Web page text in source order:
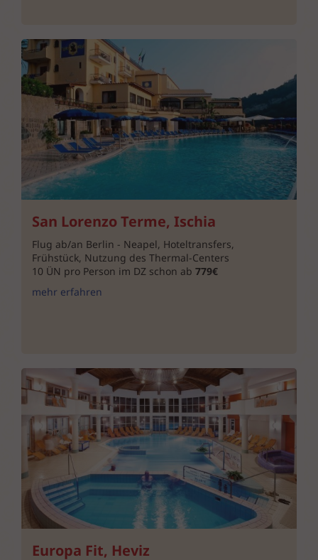
San Lorenzo Terme, Ischia
Flug ab/an Berlin - Neapel, Hoteltransfers,
Frühstück, Nutzung des Thermal-Centers
10 ÜN pro Person im DZ schon ab 779€
mehr erfahren
Europa Fit, Heviz